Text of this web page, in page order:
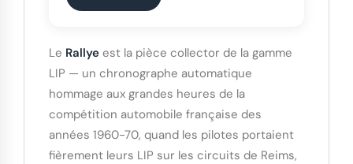
Le Rallye est la pièce collector de la gamme
LIP — un chronographe automatique
hommage aux grandes heures de la
compétition automobile française des
années 1960-70, quand les pilotes portaient
fièrement leurs LIP sur les circuits de Reims,